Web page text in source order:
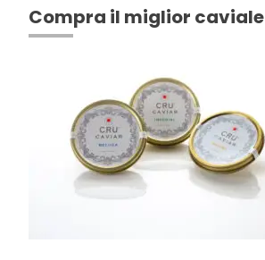
Compra il miglior caviale